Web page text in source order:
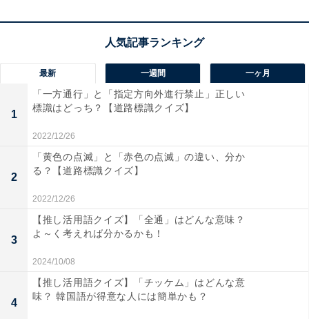
【並び替えクイズ】「り こ て ん も」を並び替
1
最新 一週間 一ヶ月
1
「一方通行」と「指定方向外進行禁止」正しい
標識はどっち？【道路標識クイズ】
2022/12/26
2
「黄色の点滅」と「赤色の点滅」の違い、分か
る？【道路標識クイズ】
2022/12/26
3
【推し活用語クイズ】「全通」はどんな意味？
よ～く考えれば分かるかも！
2024/10/08
4
【推し活用語クイズ】「チッケム」はどんな意
味？ 韓国語が得意な人には簡単かも？